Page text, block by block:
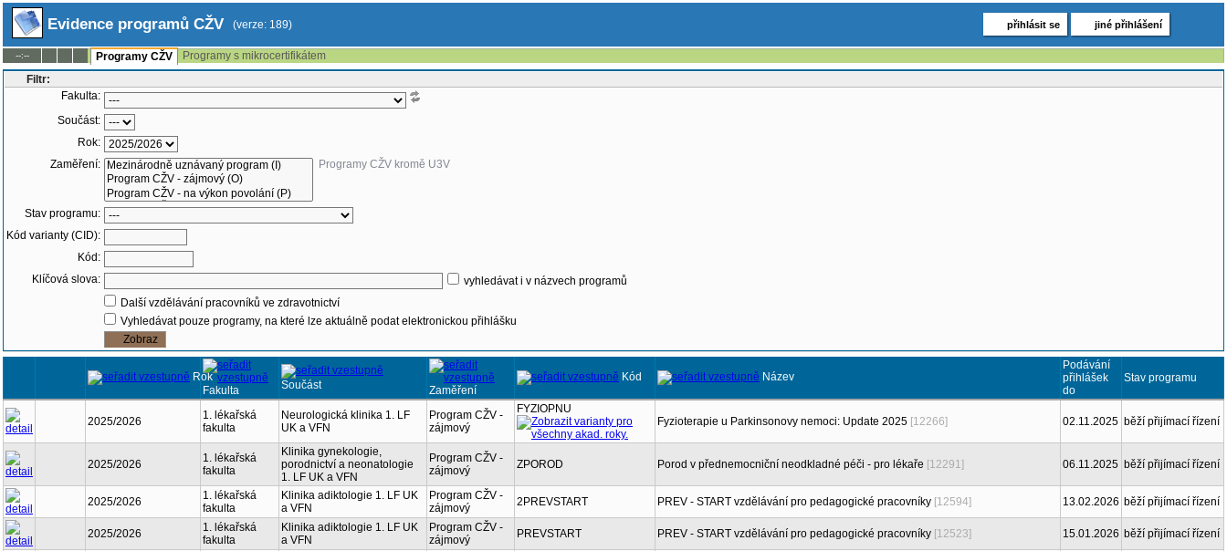
Evidence programů CŽV (verze: 189) přihlásit se jiné přihlášení
--:-- Programy CŽV
Programy s mikrocertifikátem
Filtr:
Fakulta:
Součást:
Rok:
Zaměření:
Programy CŽV kromě U3V
Stav programu:
Kód varianty (CID):
Kód:
Klíčová slova:
vyhledávat i v názvech programů
Další vzdělávání pracovníků ve zdravotnictví
Vyhledávat pouze programy, na které lze aktuálně podat elektronickou přihlášku
Rok
Fakulta
Součást Zaměření
Kód Název
Podávání
přihlášek
do
Stav programu
2025/2026
1. lékařská
fakulta
Neurologická klinika 1. LF
UK a VFN
Program CŽV -
zájmový
FYZIOPNU
Fyzioterapie u Parkinsonovy nemoci: Update 2025 [12266] 02.11.2025 běží přijímací řízení
2025/2026
1. lékařská
fakulta
Klinika gynekologie,
porodnictví a neonatologie
1. LF UK a VFN
Program CŽV -
zájmový
ZPOROD Porod v přednemocniční neodkladné péči - pro lékaře [12291] 06.11.2025 běží přijímací řízení
2025/2026
1. lékařská
fakulta
Klinika adiktologie 1. LF UK
a VFN
Program CŽV -
zájmový
2PREVSTART PREV - START vzdělávání pro pedagogické pracovníky [12594] 13.02.2026 běží přijímací řízení
2025/2026
1. lékařská
fakulta
Klinika adiktologie 1. LF UK
a VFN
Program CŽV -
zájmový
PREVSTART PREV - START vzdělávání pro pedagogické pracovníky [12523] 15.01.2026 běží přijímací řízení